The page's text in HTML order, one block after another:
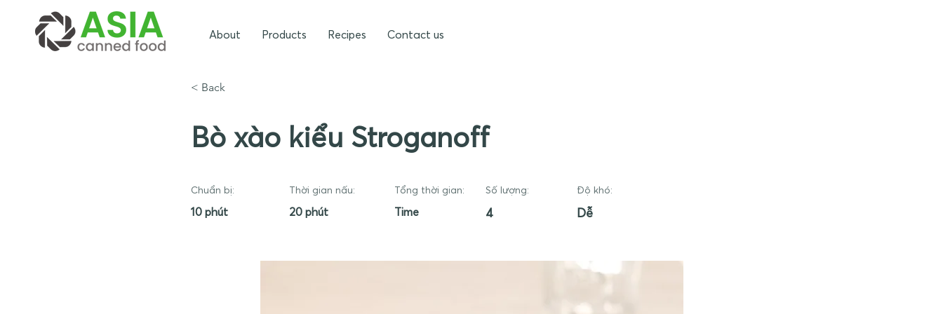
About Products Recipes Contact us
< Back
Bò xào kiểu Stroganoff
Chuẩn bị:
10 phút
Thời gian nấu:
20 phút
Tổng thời gian:
Time
Số lượng:
4
Độ khó:
Dễ